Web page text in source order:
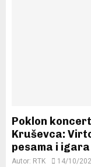
Poklon
Kruševca:
pesama i igara
Autor: RTK 14/10/